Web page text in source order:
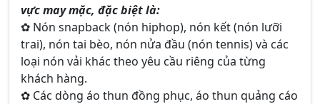
vực may mặc, đặc biệt là:
✿ Nón snapback (nón hiphop), nón kết (nón lưỡi
trai), nón tai bèo, nón nửa đầu (nón tennis) và các
loại nón vải khác theo yêu cầu riêng của từng
khách hàng.
✿ Các dòng áo thun đồng phục, áo thun quảng cáo